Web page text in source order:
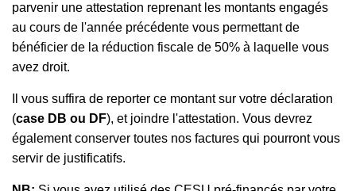
parvenir une attestation reprenant les montants engagés
au cours de l'année précédente vous permettant de
bénéficier de la réduction fiscale de 50% à laquelle vous
avez droit.
Il vous suffira de reporter ce montant sur votre déclaration
(case DB ou DF), et joindre l'attestation. Vous devrez
également conserver toutes nos factures qui pourront vous
servir de justificatifs.